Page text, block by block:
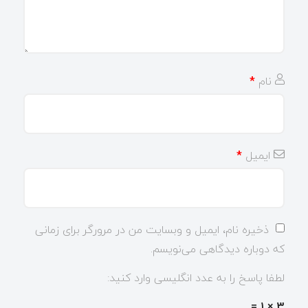
نام *
ایمیل *
ذخیره نام، ایمیل و وبسایت من در مرورگر برای زمانی
که دوباره دیدگاهی می‌نویسم.
لطفا پاسخ را به عدد انگلیسی وارد کنید: